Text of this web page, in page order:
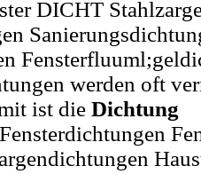
DICHT
werden oft
ist die Dichtung